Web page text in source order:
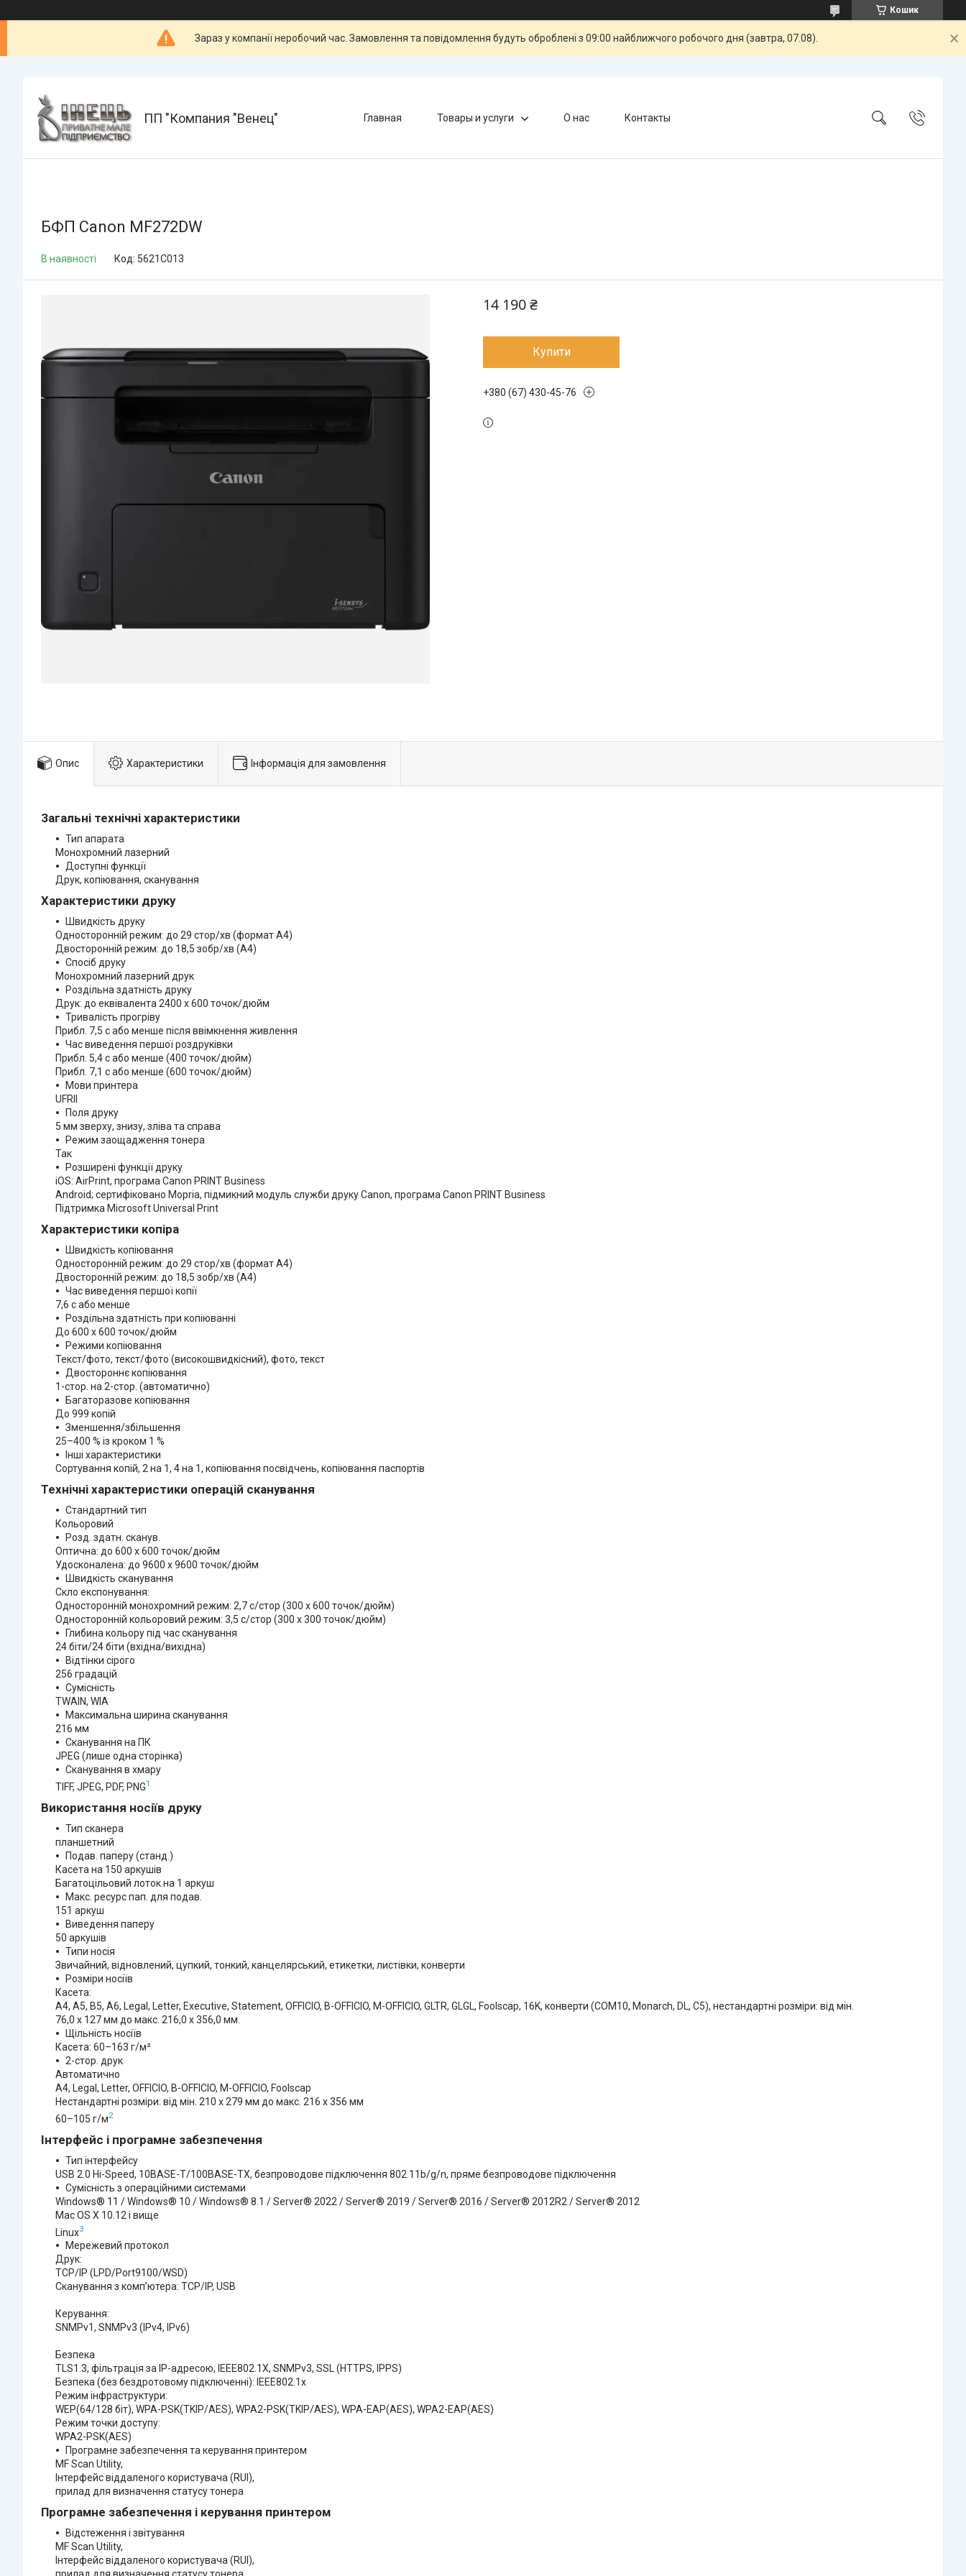
Кошик
Зараз у компанії неробочий час. Замовлення та повідомлення будуть оброблені з 09:00 найближчого робочого дня (завтра, 07.08).
ПП "Компания "Венец" Главная Товары и услуги О нас Контакты
БФП Canon MF272DW
В наявності Код: 5621C013
14 190 ₴
Купити
+380 (67) 430-45-76
Опис Характеристики Інформація для замовлення
Загальні технічні характеристики
Тип апарата
Монохромний лазерний
Доступні функції
Друк, копіювання, сканування
Характеристики друку
Швидкість друку
Односторонній режим: до 29 стор/хв (формат A4)
Двосторонній режим: до 18,5 зобр/хв (A4)
Спосіб друку
Монохромний лазерний друк
Роздільна здатність друку
Друк: до еквівалента 2400 x 600 точок/дюйм
Тривалість прогріву
Прибл. 7,5 с або менше після ввімкнення живлення
Час виведення першої роздруківки
Прибл. 5,4 с або менше (400 точок/дюйм)
Прибл. 7,1 с або менше (600 точок/дюйм)
Мови принтера
UFRII
Поля друку
5 мм зверху, знизу, зліва та справа
Режим заощадження тонера
Так
Розширені функції друку
iOS: AirPrint, програма Canon PRINT Business
Android; сертифіковано Mopria, підмикний модуль служби друку Canon, програма Canon PRINT Business
Підтримка Microsoft Universal Print
Характеристики копіра
Швидкість копіювання
Односторонній режим: до 29 стор/хв (формат A4)
Двосторонній режим: до 18,5 зобр/хв (A4)
Час виведення першої копії
7,6 с або менше
Роздільна здатність при копіюванні
До 600 x 600 точок/дюйм
Режими копіювання
Текст/фото, текст/фото (високошвидкісний), фото, текст
Двостороннє копіювання
1-стор. на 2-стор. (автоматично)
Багаторазове копіювання
До 999 копій
Зменшення/збільшення
25–400 % із кроком 1 %
Інші характеристики
Сортування копій, 2 на 1, 4 на 1, копіювання посвідчень, копіювання паспортів
Технічні характеристики операцій сканування
Стандартний тип
Кольоровий
Розд. здатн. сканув.
Оптична: до 600 x 600 точок/дюйм
Удосконалена: до 9600 x 9600 точок/дюйм
Швидкість сканування
Скло експонування:
Односторонній монохромний режим: 2,7 с/стор (300 x 600 точок/дюйм)
Односторонній кольоровий режим: 3,5 с/стор (300 x 300 точок/дюйм)
Глибина кольору під час сканування
24 біти/24 біти (вхідна/вихідна)
Відтінки сірого
256 градацій
Сумісність
TWAIN, WIA
Максимальна ширина сканування
216 мм
Сканування на ПК
JPEG (лише одна сторінка)
Сканування в хмару
TIFF, JPEG, PDF, PNG1
Використання носіїв друку
Тип сканера
планшетний
Подав. паперу (станд.)
Касета на 150 аркушів
Багатоцільовий лоток на 1 аркуш
Макс. ресурс пап. для подав.
151 аркуш
Виведення паперу
50 аркушів
Типи носія
Звичайний, відновлений, цупкий, тонкий, канцелярський, етикетки, листівки, конверти
Розміри носіїв
Касета:
A4, A5, B5, A6, Legal, Letter, Executive, Statement, OFFICIO, B-OFFICIO, M-OFFICIO, GLTR, GLGL, Foolscap, 16K, конверти (COM10, Monarch, DL, C5), нестандартні розміри: від мін.
76,0 x 127 мм до макс. 216,0 х 356,0 мм.
Щільність носіїв
Касета: 60–163 г/м²
2-стор. друк
Автоматично
A4, Legal, Letter, OFFICIO, B-OFFICIO, M-OFFICIO, Foolscap
Нестандартні розміри: від мін. 210 x 279 мм до макс. 216 x 356 мм
60–105 г/м2
Інтерфейс і програмне забезпечення
Тип інтерфейсу
USB 2.0 Hi-Speed, 10BASE-T/100BASE-TX, безпроводове підключення 802.11b/g/n, пряме безпроводове підключення
Сумісність з операційними системами
Windows® 11 / Windows® 10 / Windows® 8.1 / Server® 2022 / Server® 2019 / Server® 2016 / Server® 2012R2 / Server® 2012
Mac OS X 10.12 і вище
Linux3
Мережевий протокол
Друк:
TCP/IP (LPD/Port9100/WSD)
Сканування з комп’ютера: TCP/IP, USB
Керування:
SNMPv1, SNMPv3 (IPv4, IPv6)
Безпека
TLS1.3, фільтрація за IP-адресою, IEEE802.1X, SNMPv3, SSL (HTTPS, IPPS)
Безпека (без бездротовому підключенні): IEEE802.1x
Режим інфраструктури:
WEP(64/128 біт), WPA-PSK(TKIP/AES), WPA2-PSK(TKIP/AES), WPA-EAP(AES), WPA2-EAP(AES)
Режим точки доступу:
WPA2-PSK(AES)
Програмне забезпечення та керування принтером
MF Scan Utility,
Інтерфейс віддаленого користувача (RUI),
прилад для визначення статусу тонера
Програмне забезпечення і керування принтером
Відстеження і звітування
MF Scan Utility,
Інтерфейс віддаленого користувача (RUI),